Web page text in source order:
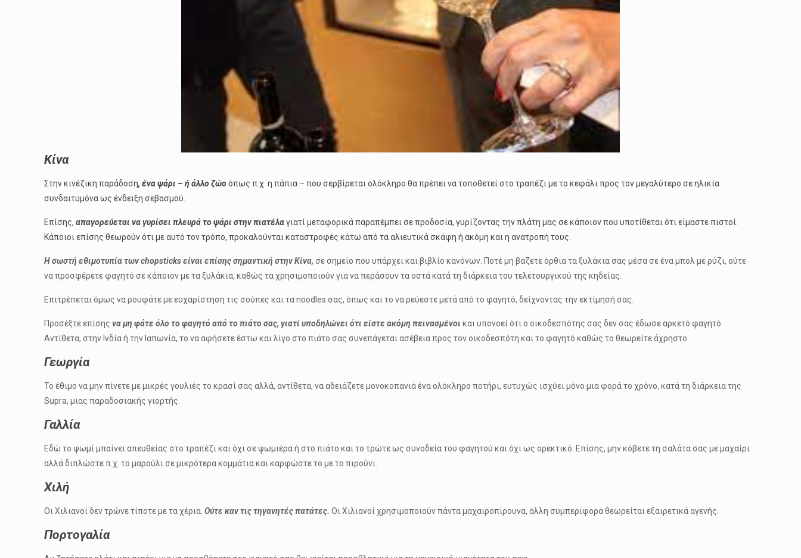
Κίνα
Στην κινέζικη παράδοση, ένα ψάρι – ή άλλο ζώοόπως π.χ. η πάπια – που σερβίρεται ολόκληρο θα πρέπει να τοποθετεί στο τραπέζι με το κεφάλι προς τον μεγαλύτερο σε ηλικία
συνδαιτυμόνα ως ένδειξη σεβασμού.
Επίσης,απαγορεύεται να γυρίσει πλευρά το ψάρι στην πιατέλαγιατί μεταφορικά παραπέμπει σε προδοσία, γυρίζοντας την πλάτη μας σε κάποιον που υποτίθεται ότι είμαστε πιστοί.
Κάποιοι επίσης θεωρούν ότι με αυτό τον τρόπο, προκαλούνται καταστροφές κάτω από τα αλιευτικά σκάφη ή ακόμη και η ανατροπή τους.
Η σωστή εθιμοτυπία των chopsticks είναι επίσης σημαντική στην Κίνα, σε σημείο που υπάρχει και βιβλίο κανόνων. Ποτέ μη βάζετε όρθια τα ξυλάκια σας μέσα σε ένα μπολ με ρύζι, ούτε
να προσφέρετε φαγητό σε κάποιον με τα ξυλάκια, καθώς τα χρησιμοποιούν για να περάσουν τα οστά κατά τη διάρκεια του τελετουργικού της κηδείας.
Επιτρέπεται όμως να ρουφάτε με ευχαρίστηση τις σούπες και τα noodles σας, όπως και το να ρεύεστε μετά από το φαγητό, δείχνοντας την εκτίμησή σας.
Προσέξτε επίσηςνα μη φάτε όλο το φαγητό από το πιάτο σας, γιατί υποδηλώνει ότι είστε ακόμη πεινασμένοι και υπονοεί ότι ο οικοδεσπότης σας δεν σας έδωσε αρκετό φαγητό.
Αντίθετα, στην Ινδία ή την Ιαπωνία, το να αφήσετε έστω και λίγο στο πιάτο σας συνεπάγεται ασέβεια προς τον οικοδεσπότη και το φαγητό καθώς το θεωρείτε άχρηστο.
Γεωργία
Το έθιμο να μην πίνετε με μικρές γουλιές το κρασί σας αλλά, αντίθετα, να αδειάζετε μονοκοπανιά ένα ολόκληρο ποτήρι, ευτυχώς ισχύει μόνο μια φορά το χρόνο, κατά τη διάρκεια της
Supra, μιας παραδοσιακής γιορτής.
Γαλλία
Εδώ το ψωμί μπαίνει απευθείας στο τραπέζι και όχι σε ψωμιέρα ή στο πιάτο και το τρώτε ως συνοδεία του φαγητού και όχι ως ορεκτικό. Επίσης, μην κόβετε τη σαλάτα σας με μαχαίρι
αλλά διπλώστε π.χ. το μαρούλι σε μικρότερα κομμάτια και καρφώστε το με το πιρούνι.
Χιλή
Οι Χιλιανοί δεν τρώνε τίποτε με τα χέρια. Ούτε καν τις τηγανητές πατάτες. Οι Χιλιανοί χρησιμοποιούν πάντα μαχαιροπίρουνα, άλλη συμπεριφορά θεωρείται εξαιρετικά αγενής.
Πορτογαλία